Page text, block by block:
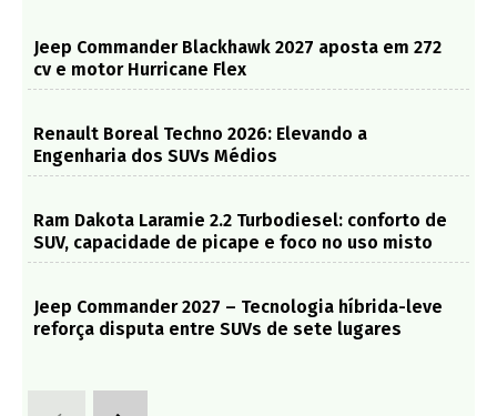
Jeep Commander Blackhawk 2027 aposta em 272
cv e motor Hurricane Flex
Renault Boreal Techno 2026: Elevando a
Engenharia dos SUVs Médios
Ram Dakota Laramie 2.2 Turbodiesel: conforto de
SUV, capacidade de picape e foco no uso misto
Jeep Commander 2027 – Tecnologia híbrida-leve
reforça disputa entre SUVs de sete lugares